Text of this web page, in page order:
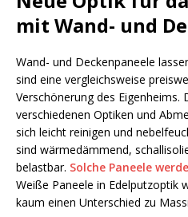
mit Wand- und
Wand- und Deckenpaneele
sind eine vergleichsweise
Verschönerung des Eigenheims.
verschiedenen Optiken und
sich leicht reinigen und
sind wärmedämmend,
belastbar. Solche Paneele
Weiße Paneele in Edelputzoptik
kaum einen Unterschied zu